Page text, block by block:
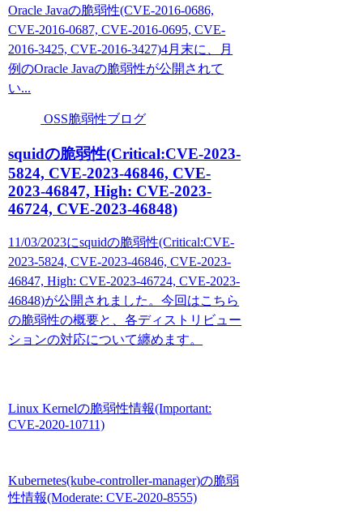
Oracle Javaの脆弱性(CVE-2016-0686,
CVE-2016-0687, CVE-2016-0695, CVE-
2016-3425, CVE-2016-3427)4月末に、月
例のOracle Javaの脆弱性が公開されて
い...
OSS脆弱性ブログ
squidの脆弱性(Critical:CVE-2023-
5824, CVE-2023-46846, CVE-
2023-46847, High: CVE-2023-
46724, CVE-2023-46848)
11/03/2023にsquidの脆弱性(Critical:CVE-
2023-5824, CVE-2023-46846, CVE-2023-
46847, High: CVE-2023-46724, CVE-2023-
46848)が公開されました。今回はこちら
の脆弱性の概要と、各ディストリビュー
ションの対応について纏めます。
Linux Kernelの脆弱性情報(Important:
CVE-2020-10711)
Kubernetes(kube-controller-manager)の脆弱
性情報(Moderate: CVE-2020-8555)